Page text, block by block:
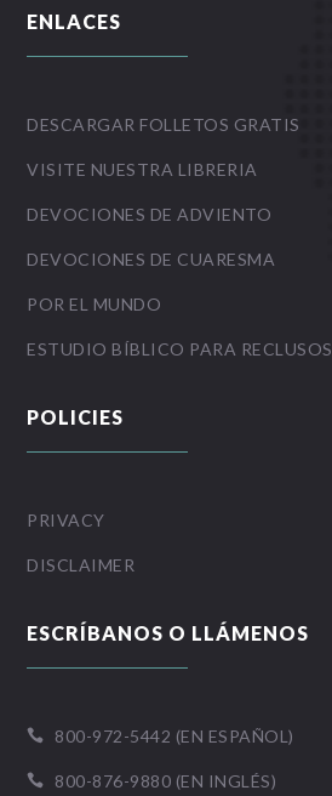
ENLACES
DESCARGAR FOLLETOS GRATIS
VISITE NUESTRA LIBRERIA
DEVOCIONES DE ADVIENTO
DEVOCIONES DE CUARESMA
POR EL MUNDO
ESTUDIO BÍBLICO PARA RECLUSOS
POLICIES
PRIVACY
DISCLAIMER
ESCRÍBANOS O LLÁMENOS
 800-972-5442 (EN ESPAÑOL)
 800-876-9880 (EN INGLÉS)